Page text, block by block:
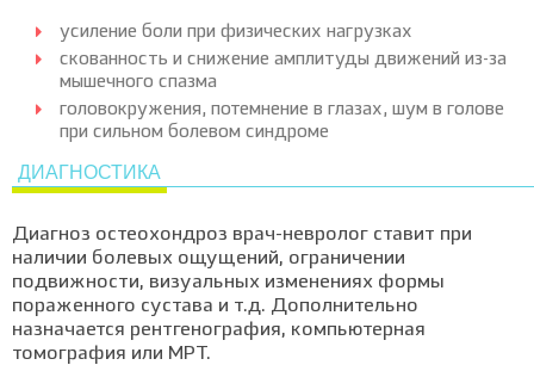
усиление боли при физических нагрузках
скованность и снижение амплитуды движений из-за
мышечного спазма
головокружения, потемнение в глазах, шум в голове
при сильном болевом синдроме
ДИАГНОСТИКА
Диагноз остеохондроз врач-невролог ставит при
наличии болевых ощущений, ограничении
подвижности, визуальных изменениях формы
пораженного сустава и т.д. Дополнительно
назначается рентгенография, компьютерная
томография или МРТ.